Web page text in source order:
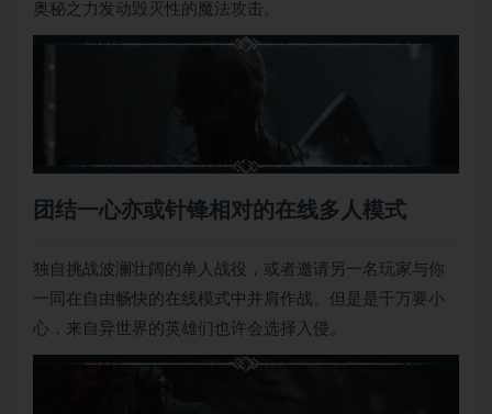
奥秘之力发动毁灭性的魔法攻击。
团结一心亦或针锋相对的在线多人模式
独自挑战波澜壮阔的单人战役，或者邀请另一名玩家与你
一同在自由畅快的在线模式中并肩作战。但是是千万要小
心，来自异世界的英雄们也许会选择入侵。